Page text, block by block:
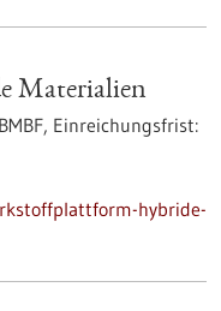
Materialien
BMBF, Einreichungsfrist:
hybride-